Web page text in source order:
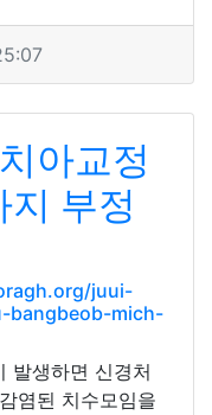
아교정
부정
juui-
bangbeob-mich-
발생하면 신경처
염된 치수모임을